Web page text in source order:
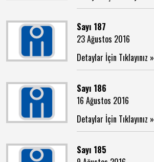
Sayı 187
23 Ağustos 2016
Detaylar İçin Tıklayınız »
Sayı 186
16 Ağustos 2016
Detaylar İçin Tıklayınız »
Sayı 185